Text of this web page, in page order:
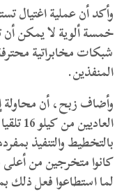
وأكد أن عملية اغتيال
خمسة ألوية لا يمكن
شبكات مخابراتية
المنفذين.
وأضاف زبح، أن محاولة
بالتخطيط والتنفيذ
لما استطاعوا فعل ذلك